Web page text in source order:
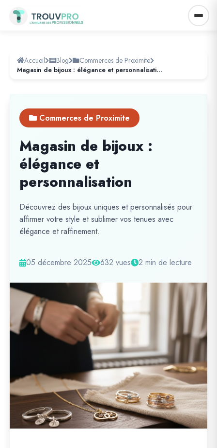
Accueil Blog Commerces de Proximite
Magasin de bijoux : élégance et personnalisation
Commerces de Proximite
Magasin de bijoux :
élégance et
personnalisation
Découvrez des bijoux uniques et personnalisés pour
affirmer votre style et sublimer vos tenues avec
élégance et raffinement.
05 décembre 2025 632 vues 2 min de lecture